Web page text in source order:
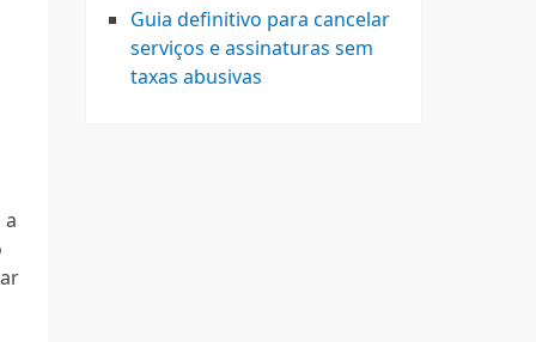
Guia definitivo para cancelar
serviços e assinaturas sem
taxas abusivas